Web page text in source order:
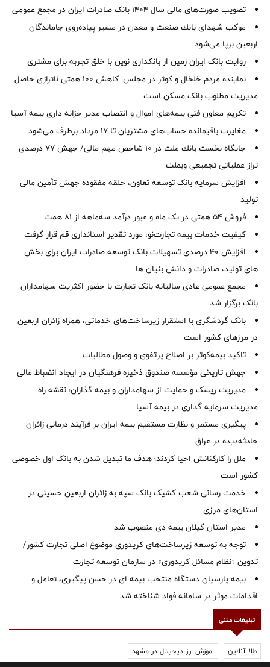
تصویب صورت‌های مالی سال ۱۴۰۴ بانک صادرات ایران در مجمع عمومی
موكب شهدای بانك صنعت و معدن در مسیر پیاده‌روی جاماندگان
اربعین برپا می‌شود
روایت بانک ایران زمین از بانکداری نوین با خلق تجربه برای مشتری
نماینده مردم خلخال و کوثر در مجلس: کاهش ۱۰۰ همتی ناترازی حاصل
مدیریت مطلوب بانک مسکن است
تکریم معاون فنی بیمه‌های اموال و انتصاب مدیر خزانه داری بیمه آسیا
مغایرت‌ باقیمانده حساب‌های مشتریان تا ۱۷ مرداد برطرف می‌شود
جایگاه نخست بانك ملت در 10 شاخص مهم مالی/ جهش 77 درصدی
تراز عملیاتی تجمیعی وبملت
افزایش سرمایه بانک توسعه تعاون، حلقه مفقوده جهش تأمین مالی
تولید
فروش 54 همتی در یک ماه و عبور درآمد سه‌ماهه از 81 همت
کیفیت خدمات بیمه تجارت‌نو، مورد تقدیر استانداری قم قرار گرفت
افزایش 40 درصدی تسهیلات بانک توسعه صادرات ایران برای بخش
های تولید، صادرات و دانش بنیان ها
مجمع عمومی عادی سالیانه بانک تجارت با حضور اکثریت سهامداران
بانک برگزار شد
بانک گردشگری با استقرار زیرساخت‌های خدماتی، همراه زائران اربعین
در مرزهای کشور است
تاکید بیمه‌کوثر بر اصلاح پرتفوی و وصول مطالبات ‌
جهش تاریخی مؤسسه صندوق ذخیره فرهنگیان در ایجاد انضباط مالی
مدیریت ریسک و حمایت از سهامداران و بیمه گذاران؛ نقشه راه
مدیریت سرمایه گذاری در بیمه آسیا
پیگیری مستمر و نظارت مستقیم بیمه ایران بر فرآیند درمانی زائران
حادثه‌دیده در عراق
ملل را کارکنانش احیا کردند؛ هدف ما تبدیل شدن به بانک اول خصوصی
کشور است
خدمت رسانی شعب کشیک بانک سپه به زائران اربعین حسینی در
استان‌‌های مرزی
‌مدیر استان گیلان بیمه دی منصوب شد
توجه به توسعه زیرساخت‌های کریدوری موضوع اصلی تجارت کشور/
تدوین «نظام مسائل کریدوری» در سازمان توسعه تجارت
بیمه پارسیان دستگاه منتخب بیمه ای در حسن پیگیری، تعامل و
اقدامات موثر در سامانه فواد شناخته شد
تبلیغات متنی
طلا آنلاین اموزش ارز دیجیتال در مشهد